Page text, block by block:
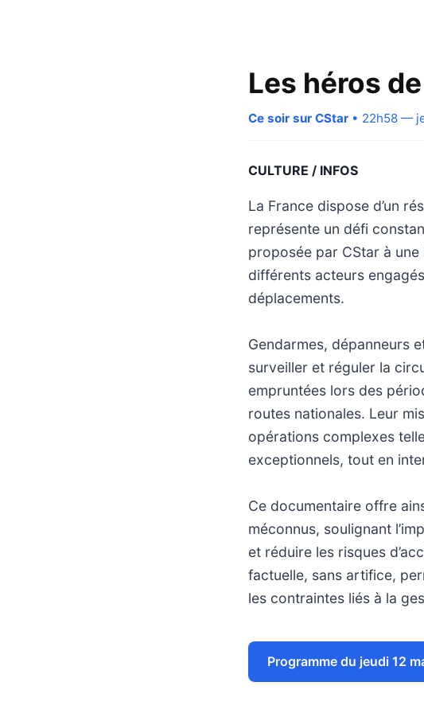
Les héros
Ce soir sur CStar • 22h58 —
CULTURE / INFOS
La France dispose d’un
représente un défi
proposée par CStar à
différents acteurs
déplacements.
Gendarmes, dépanneurs
surveiller et réguler la
empruntées lors des
routes nationales. Leur
opérations complexes
exceptionnels, tout en
Ce documentaire offre
méconnus, soulignant
et réduire les risques
factuelle, sans artifice,
les contraintes liés à la
Programme du jeudi 12